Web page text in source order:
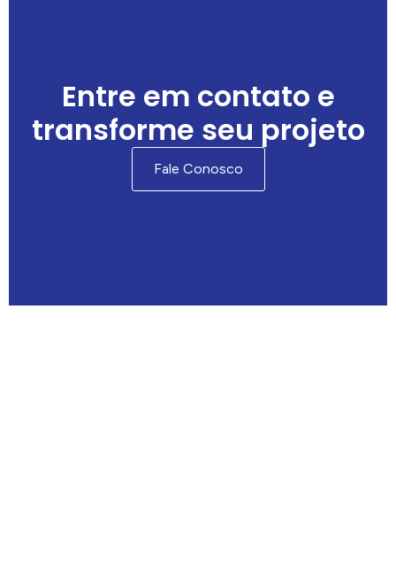
Entre em contato e
transforme seu projeto
Fale Conosco